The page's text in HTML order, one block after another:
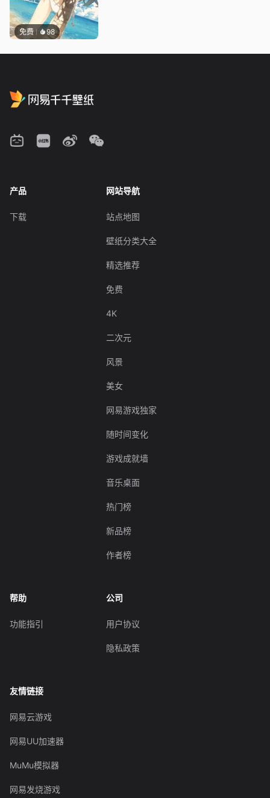
免费 98
产品
下载
网站导航
站点地图
壁纸分类大全
精选推荐
免费
4K
二次元
风景
美女
网易游戏独家
随时间变化
游戏成就墙
音乐桌面
热门榜
新品榜
作者榜
帮助
功能指引
公司
用户协议
隐私政策
友情链接
网易云游戏
网易UU加速器
MuMu模拟器
网易发烧游戏